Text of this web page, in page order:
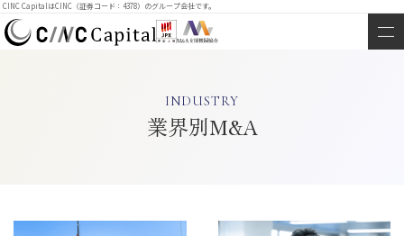
CINC CapitalはCINC（証券コード：4378）のグループ会社です。
INDUSTRY
業界別M&A